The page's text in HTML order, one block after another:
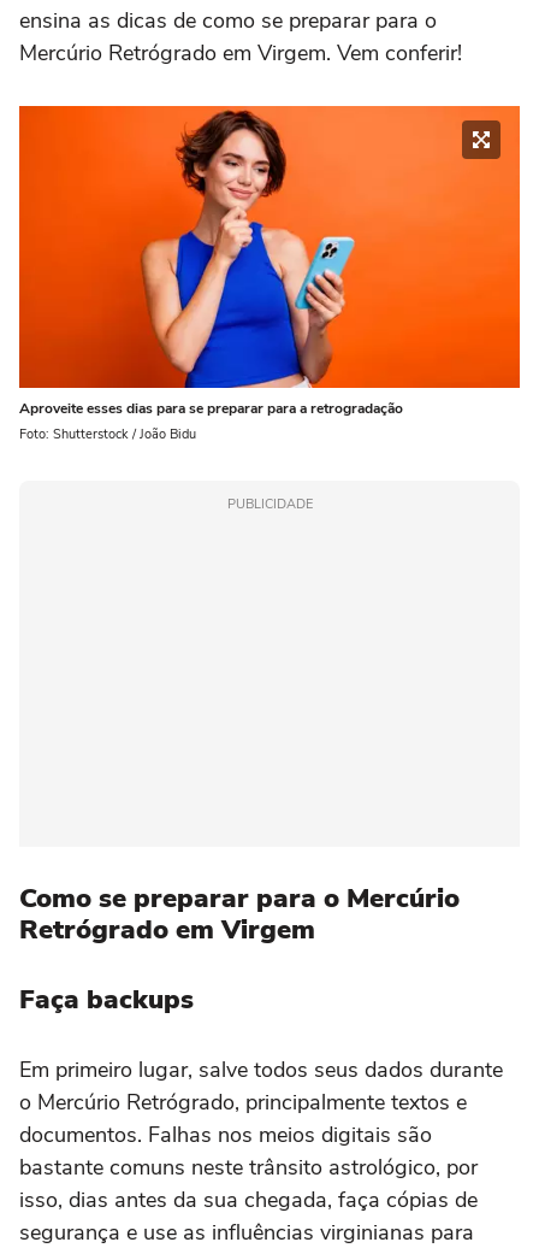
ensina as dicas de como se preparar para o
Mercúrio Retrógrado em Virgem. Vem conferir!
Aproveite esses dias para se preparar para a retrogradação
Foto: Shutterstock / João Bidu
PUBLICIDADE
Como se preparar para o Mercúrio
Retrógrado em Virgem
Faça backups
Em primeiro lugar, salve todos seus dados durante
o Mercúrio Retrógrado, principalmente textos e
documentos. Falhas nos meios digitais são
bastante comuns neste trânsito astrológico, por
isso, dias antes da sua chegada, faça cópias de
segurança e use as influências virginianas para